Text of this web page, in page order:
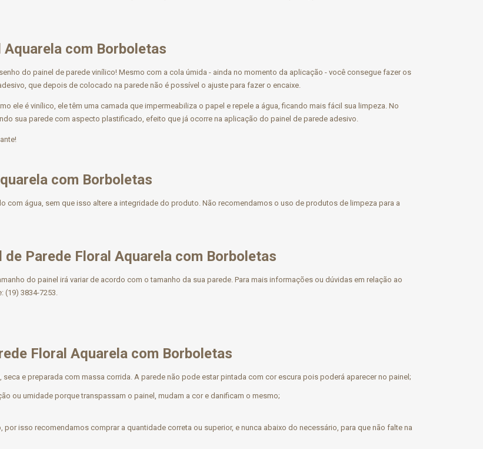
Aquarela com Borboletas
do painel de parede vinílico! Mesmo com a cola úmida - ainda no momento da aplicação - você consegue fazer os
que depois de colocado na parede não é possível o ajuste para fazer o encaixe.
ele é vinílico, ele têm uma camada que impermeabiliza o papel e repele a água, ficando mais fácil sua limpeza. No
sua parede com aspecto plastificado, efeito que já ocorre na aplicação do painel de parede adesivo.
com Borboletas
com água, sem que isso altere a integridade do produto. Não recomendamos o uso de produtos de limpeza para a
Parede Floral Aquarela com Borboletas
do painel irá variar de acordo com o tamanho da sua parede. Para mais informações ou dúvidas em relação ao
3834-7253.
Floral Aquarela com Borboletas
e preparada com massa corrida. A parede não pode estar pintada com cor escura pois poderá aparecer no painel;
ou umidade porque transpassam o painel, mudam a cor e danificam o mesmo;
isso recomendamos comprar a quantidade correta ou superior, e nunca abaixo do necessário, para que não falte na